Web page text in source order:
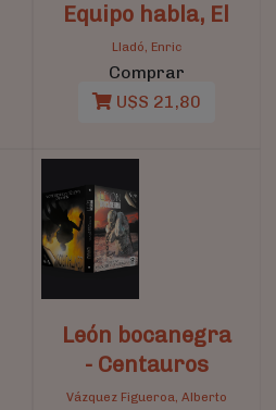
Equipo habla, El
Lladó, Enric
Comprar
U$S 21,80
León bocanegra
- Centauros
Vázquez Figueroa, Alberto